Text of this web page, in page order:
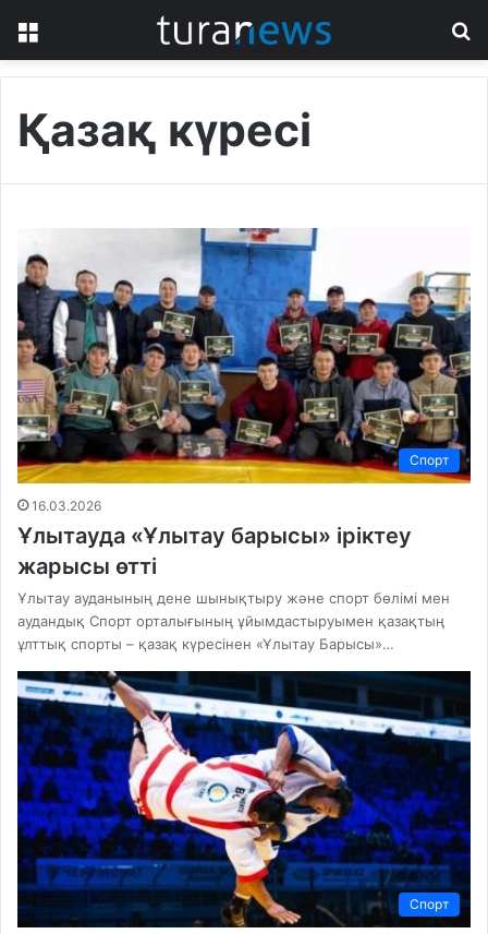
Қазақ күресі
Спорт
16.03.2026
Ұлытауда «Ұлытау барысы» іріктеу
жарысы өтті
Ұлытау ауданының дене шынықтыру және спорт бөлімі мен
аудандық Спорт орталығының ұйымдастыруымен қазақтың
ұлттық спорты – қазақ күресінен «Ұлытау Барысы»…
Спорт